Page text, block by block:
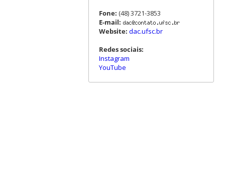
Fone: (48) 3721-3853
E-mail:
Website: dac.ufsc.br
Redes sociais:
Instagram
YouTube